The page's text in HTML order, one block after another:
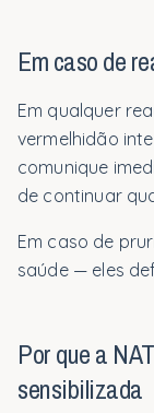
Em caso de
Em qualquer
vermelhidão
comunique
de continuar
Em caso de
saúde — eles
Por que a
sensibilizada